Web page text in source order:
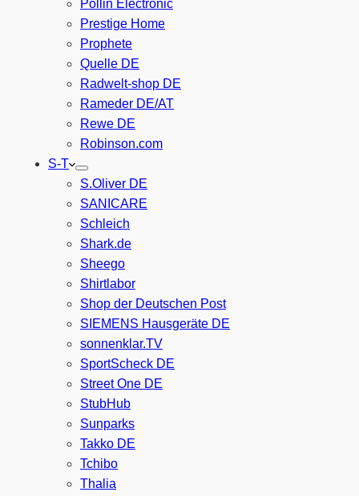
Pollin Electronic
Prestige Home
Prophete
Quelle DE
Radwelt-shop DE
Rameder DE/AT
Rewe DE
Robinson.com
S-T
S.Oliver DE
SANICARE
Schleich
Shark.de
Sheego
Shirtlabor
Shop der Deutschen Post
SIEMENS Hausgeräte DE
sonnenklar.TV
SportScheck DE
Street One DE
StubHub
Sunparks
Takko DE
Tchibo
Thalia